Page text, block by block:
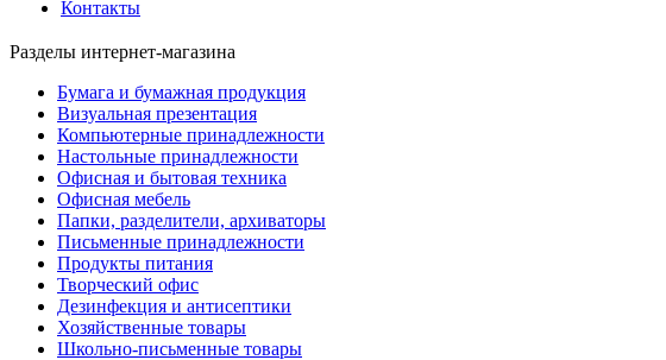
Контакты
Разделы интернет-магазина
Бумага и бумажная продукция
Визуальная презентация
Компьютерные принадлежности
Настольные принадлежности
Офисная и бытовая техника
Офисная мебель
Папки, разделители, архиваторы
Письменные принадлежности
Продукты питания
Творческий офис
Дезинфекция и антисептики
Хозяйственные товары
Школьно-письменные товары